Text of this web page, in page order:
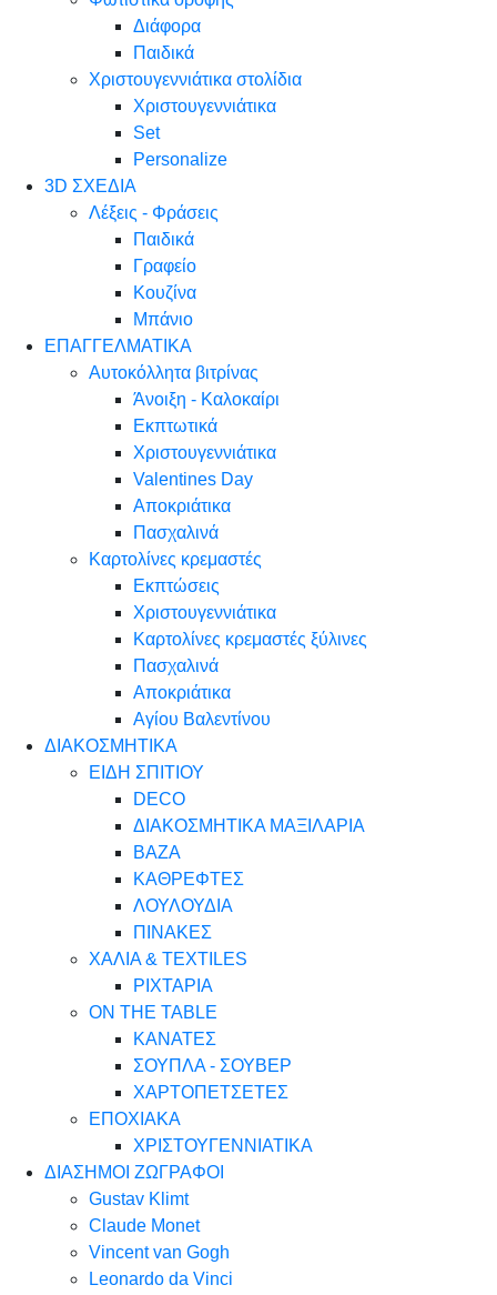
Διάφορα
Παιδικά
Χριστουγεννιάτικα στολίδια
Χριστουγεννιάτικα
Set
Personalize
3D ΣΧΕΔΙΑ
Λέξεις - Φράσεις
Παιδικά
Γραφείο
Κουζίνα
Μπάνιο
ΕΠΑΓΓΕΛΜΑΤΙΚΑ
Αυτοκόλλητα βιτρίνας
Άνοιξη - Καλοκαίρι
Εκπτωτικά
Χριστουγεννιάτικα
Valentines Day
Αποκριάτικα
Πασχαλινά
Καρτολίνες κρεμαστές
Εκπτώσεις
Χριστουγεννιάτικα
Καρτολίνες κρεμαστές ξύλινες
Πασχαλινά
Αποκριάτικα
Αγίου Βαλεντίνου
ΔΙΑΚΟΣΜΗΤΙΚΑ
ΕΙΔΗ ΣΠΙΤΙΟΥ
DECO
ΔΙΑΚΟΣΜΗΤΙΚΑ ΜΑΞΙΛΑΡΙΑ
ΒΑΖΑ
ΚΑΘΡΕΦΤΕΣ
ΛΟΥΛΟΥΔΙΑ
ΠΙΝΑΚΕΣ
ΧΑΛΙΑ & TEXTILES
ΡΙΧΤΑΡΙΑ
ON THE TABLE
ΚΑΝΑΤΕΣ
ΣΟΥΠΛΑ - ΣΟΥΒΕΡ
ΧΑΡΤΟΠΕΤΣΕΤΕΣ
ΕΠΟΧΙΑΚΑ
ΧΡΙΣΤΟΥΓΕΝΝΙΑΤΙΚΑ
ΔΙΑΣΗΜΟΙ ΖΩΓΡΑΦΟΙ
Gustav Klimt
Claude Monet
Vincent van Gogh
Leonardo da Vinci